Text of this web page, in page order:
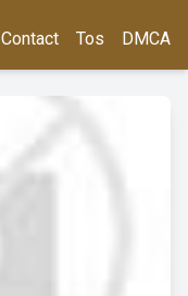
Contact Tos DMCA